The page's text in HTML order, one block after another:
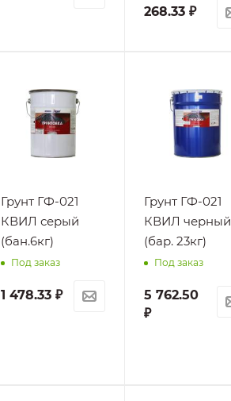
268.33₽
Грунт ГФ-021
КВИЛ серый
(бан.6кг)
Под заказ
1 478.33 ₽
Грунт ГФ-021
КВИЛ черный
(бар. 23кг)
Под заказ
5 762.50
₽